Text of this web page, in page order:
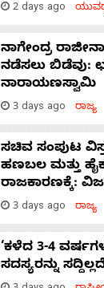
2 days ago
ನಾಗೇಂದ್ರ
ನಡೆಸಲು ಬಿಡೆವು:
ನಾರಾಯಣಸ್ವಾಮಿ
3 days ago ರಾಜ್ಯ
ಸಚಿವ ಸಂಪುಟ
ಹಣಬಲ ಮತ್ತು
ರಾಜಕಾರಣಕ್ಕೆ:
3 days ago ರಾಜ್ಯ
‘ಕಳೆದ 3-4
ಸದಸ್ಯರನ್ನು